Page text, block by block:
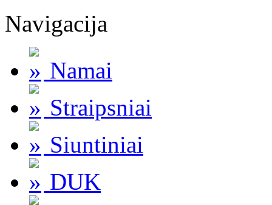
Navigacija
Namai
Straipsniai
Siuntiniai
DUK